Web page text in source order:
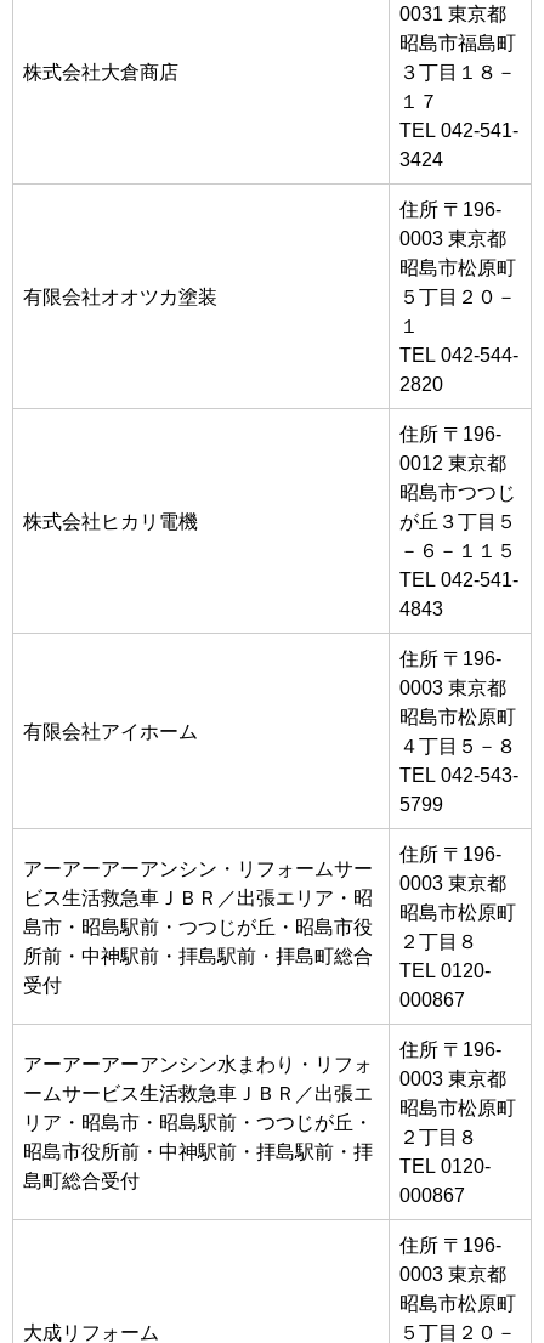
株式会社大倉商店
0031 東京都
昭島市福島町
３丁目１８－
１７
TEL 042-541-
3424
有限会社オオツカ塗装
住所 〒196-
0003 東京都
昭島市松原町
５丁目２０－
１
TEL 042-544-
2820
株式会社ヒカリ電機
住所 〒196-
0012 東京都
昭島市つつじ
が丘３丁目５
－６－１１５
TEL 042-541-
4843
有限会社アイホーム
住所 〒196-
0003 東京都
昭島市松原町
４丁目５－８
TEL 042-543-
5799
アーアーアーアンシン・リフォームサー
ビス生活救急車ＪＢＲ／出張エリア・昭
島市・昭島駅前・つつじが丘・昭島市役
所前・中神駅前・拝島駅前・拝島町総合
受付
住所 〒196-
0003 東京都
昭島市松原町
２丁目８
TEL 0120-
000867
アーアーアーアンシン水まわり・リフォ
ームサービス生活救急車ＪＢＲ／出張エ
リア・昭島市・昭島駅前・つつじが丘・
昭島市役所前・中神駅前・拝島駅前・拝
島町総合受付
住所 〒196-
0003 東京都
昭島市松原町
２丁目８
TEL 0120-
000867
大成リフォーム
住所 〒196-
0003 東京都
昭島市松原町
５丁目２０－